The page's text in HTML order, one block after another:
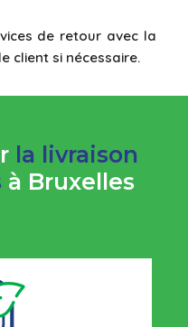
de retour avec la
client si nécessaire.
la livraison
à Bruxelles